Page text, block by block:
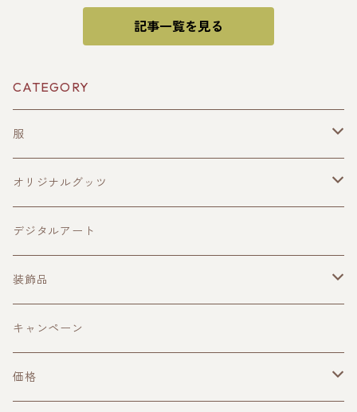
記事一覧を見る
CATEGORY
服
メンズ
レディース
オリジナルグッツ
キャップ
マスク
バック
キーケース
デジタルアート
装飾品
ピアス
ペンダント
キャンペーン
価格